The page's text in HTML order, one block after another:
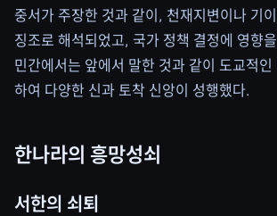
중서가 주장한 것과 같이, 천재지변이나 기
징조로 해석되었고, 국가 정책 결정에 영향
민간에서는 앞에서 말한 것과 같이 도교적인
하여 다양한 신과 토착 신앙이 성행했다.
한나라의 흥망성쇠
서한의 쇠퇴